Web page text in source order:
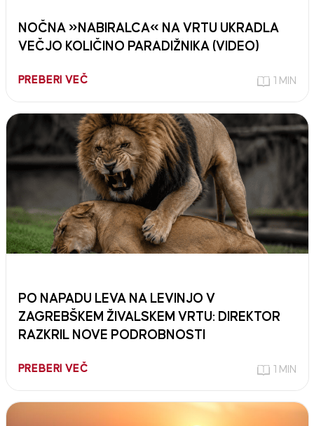
NOČNA »NABIRALCA« NA VRTU UKRADLA
VEČJO KOLIČINO PARADIŽNIKA (VIDEO)
PREBERI VEČ 1 MIN
PO NAPADU LEVA NA LEVINJO V
ZAGREBŠKEM ŽIVALSKEM VRTU: DIREKTOR
RAZKRIL NOVE PODROBNOSTI
PREBERI VEČ 1 MIN